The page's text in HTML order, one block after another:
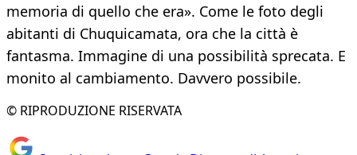
memoria di quello che era». Come le foto degli
abitanti di Chuquicamata, ora che la città è
fantasma. Immagine di una possibilità sprecata. E
monito al cambiamento. Davvero possibile.
© RIPRODUZIONE RISERVATA